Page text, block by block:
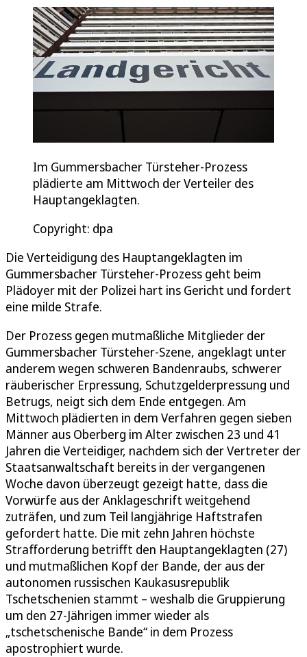
Im Gummersbacher Türsteher-Prozess
plädierte am Mittwoch der Verteiler des
Hauptangeklagten.
Copyright: dpa
Die Verteidigung des Hauptangeklagten im
Gummersbacher Türsteher-Prozess geht beim
Plädoyer mit der Polizei hart ins Gericht und fordert
eine milde Strafe.
Der Prozess gegen mutmaßliche Mitglieder der
Gummersbacher Türsteher-Szene, angeklagt unter
anderem wegen schweren Bandenraubs, schwerer
räuberischer Erpressung, Schutzgelderpressung und
Betrugs, neigt sich dem Ende entgegen. Am
Mittwoch plädierten in dem Verfahren gegen sieben
Männer aus Oberberg im Alter zwischen 23 und 41
Jahren die Verteidiger, nachdem sich der Vertreter der
Staatsanwaltschaft bereits in der vergangenen
Woche davon überzeugt gezeigt hatte, dass die
Vorwürfe aus der Anklageschrift weitgehend
zuträfen, und zum Teil langjährige Haftstrafen
gefordert hatte. Die mit zehn Jahren höchste
Strafforderung betrifft den Hauptangeklagten (27)
und mutmaßlichen Kopf der Bande, der aus der
autonomen russischen Kaukasusrepublik
Tschetschenien stammt – weshalb die Gruppierung
um den 27-Jährigen immer wieder als
„tschetschenische Bande“ in dem Prozess
apostrophiert wurde.